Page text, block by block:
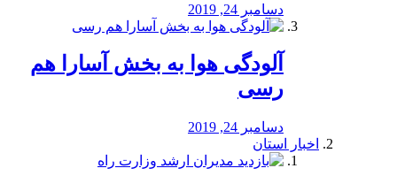
دسامبر 24, 2019
آلودگی هوا به بخش آسارا هم
رسی
دسامبر 24, 2019
اخبار استان